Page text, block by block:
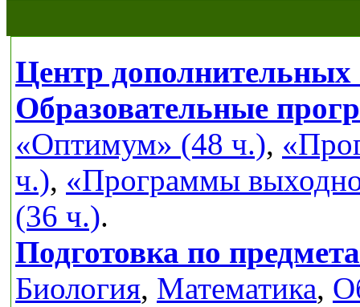
Центр дополнительных
Образовательные
«Оптимум» (48 ч.),
ч.), «Программы
(36 ч.).
Подготовка по
Биология, Математика,